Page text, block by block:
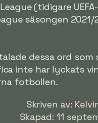
(tidigare
säsongen 2021/
dessa ord som
inte har lyckats
fotbollen.
Skriven av:
Skapad: 11